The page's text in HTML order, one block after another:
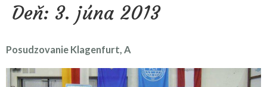
Deň: 3. júna 2013
Posudzovanie Klagenfurt, A